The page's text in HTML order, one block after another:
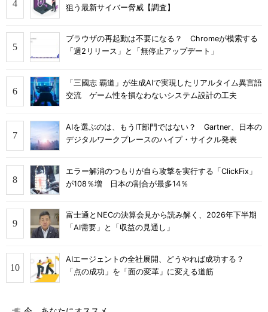
狙う最新サイバー脅威【調査】
ブラウザの再起動は不要になる？ Chromeが模索する
「週2リリース」と「無停止アップデート」
「三國志 覇道」が生成AIで実現したリアルタイム異言語
交流 ゲーム性を損なわないシステム設計の工夫
AIを選ぶのは、もうIT部門ではない？ Gartner、日本の
デジタルワークプレースのハイプ・サイクル発表
エラー解消のつもりが自ら攻撃を実行する「ClickFix」
が108％増 日本の割合が最多14％
富士通とNECの決算会見から読み解く、2026年下半期
「AI需要」と「収益の見通し」
AIエージェントの全社展開、どうやれば成功する？
「点の成功」を「面の変革」に変える道筋